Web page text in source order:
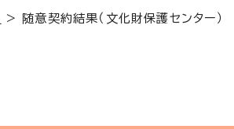
> 随意契約結果（文化財保護センター）